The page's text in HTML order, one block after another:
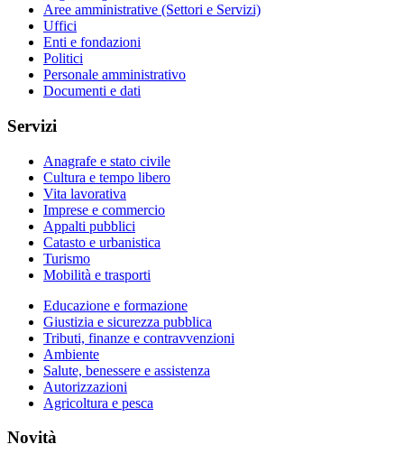
Aree amministrative (Settori e Servizi)
Uffici
Enti e fondazioni
Politici
Personale amministrativo
Documenti e dati
Servizi
Anagrafe e stato civile
Cultura e tempo libero
Vita lavorativa
Imprese e commercio
Appalti pubblici
Catasto e urbanistica
Turismo
Mobilità e trasporti
Educazione e formazione
Giustizia e sicurezza pubblica
Tributi, finanze e contravvenzioni
Ambiente
Salute, benessere e assistenza
Autorizzazioni
Agricoltura e pesca
Novità